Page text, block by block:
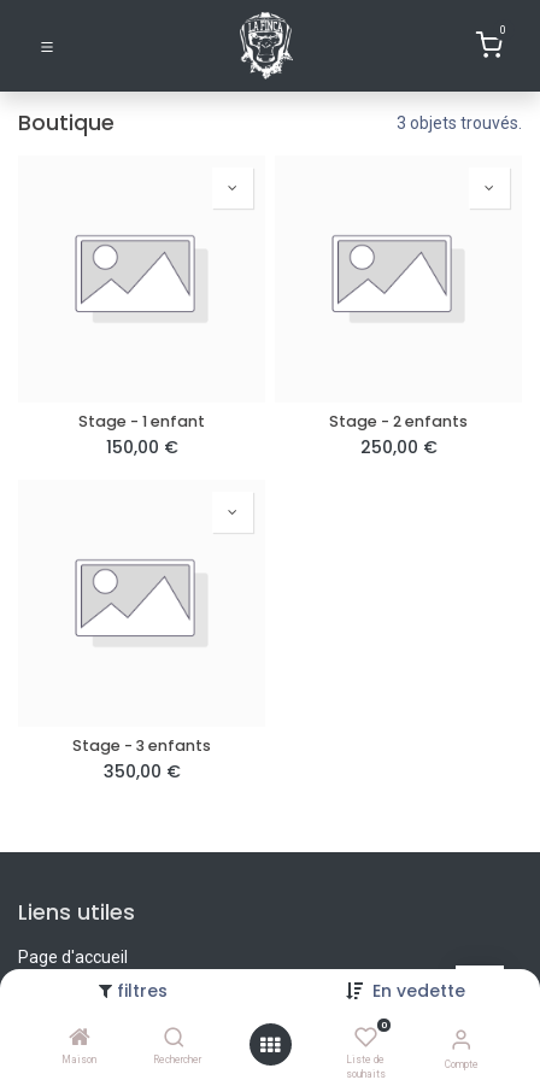
filtres En vedette
Maison Rechercher
0
Liste de
souhaits
Compte
0
Boutique 3 objets trouvés.
Stage - 1 enfant
150,00 €
Stage - 2 enfants
250,00 €
Stage - 3 enfants
350,00 €
Liens utiles
Page d'accueil
À propos de nous
Charte du Club de Boxe
Politique de vie privée